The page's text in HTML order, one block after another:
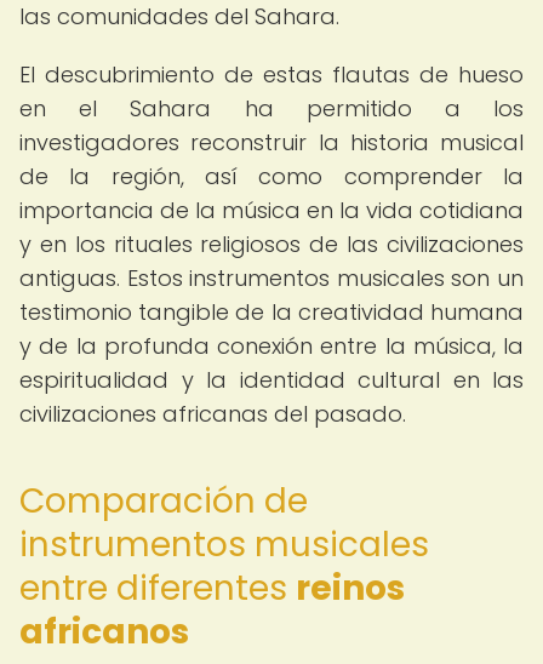
las comunidades del Sahara.
El descubrimiento de estas flautas de hueso
en el Sahara ha permitido a los
investigadores reconstruir la historia musical
de la región, así como comprender la
importancia de la música en la vida cotidiana
y en los rituales religiosos de las civilizaciones
antiguas. Estos instrumentos musicales son un
testimonio tangible de la creatividad humana
y de la profunda conexión entre la música, la
espiritualidad y la identidad cultural en las
civilizaciones africanas del pasado.
Comparación de
instrumentos musicales
entre diferentes reinos
africanos